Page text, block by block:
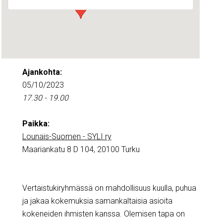
Ajankohta:
05/10/2023
17.30 - 19.00
Paikka:
Lounais-Suomen - SYLI ry
Maariankatu 8 D 104, 20100 Turku
Vertaistukiryhmässä on mahdollisuus kuulla, puhua
ja jakaa kokemuksia samankaltaisia asioita
kokeneiden ihmisten kanssa. Olemisen tapa on